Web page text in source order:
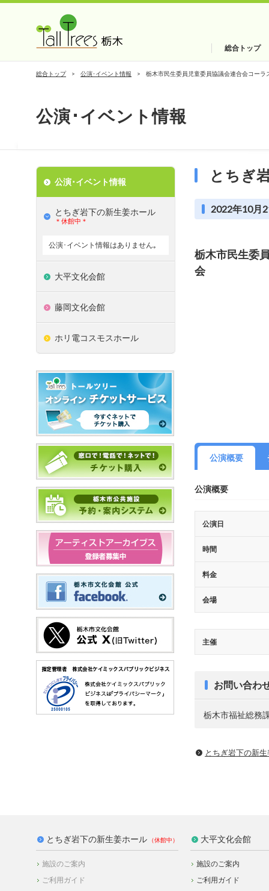
総合トップ
総合トップ 公演･イベント情報 栃木市民生委員児童委員協議会連合会コーラ
公演･イベント情報
とちぎ
2022年10月
栃木市民生委
会
公演概要
公演概要
公演日
時間
料金
会場
主催
お問い合わ
栃木市福祉総務
とちぎ岩下の新
公演･イベント情報
とちぎ岩下の新⽣姜ホール
＊休館中＊
公演･イベント情報はありません｡
大平文化会館
藤岡文化会館
ホリ電コスモスホール
とちぎ岩下の新生姜ホール
施設のご案内
ご利用ガイド
大平文化会館
施設のご案内
ご利用ガイド